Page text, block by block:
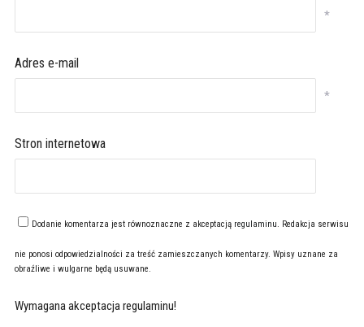
*
Adres e-mail
*
Stron internetowa
Dodanie komentarza jest równoznaczne z akceptacją regulaminu. Redakcja serwisu
nie ponosi odpowiedzialności za treść zamieszczanych komentarzy. Wpisy uznane za
obraźliwe i wulgarne będą usuwane.
Wymagana akceptacja regulaminu!